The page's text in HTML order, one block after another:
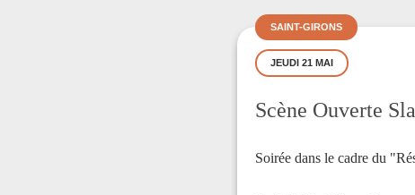
SAINT-GIRONS
JEUDI 21 MAI
Scène Ouverte
Soirée dans le cadre du